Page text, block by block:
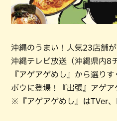
沖縄のうまい！人気23店舗が
沖縄テレビ放送（沖縄県内8
『アゲアゲめし』から選り
ボウに登場！『出張』アゲア
※『アゲアゲめし』はTVer、